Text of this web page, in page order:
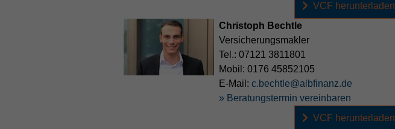
VCF herunterladen
Christoph Bechtle
Versicherungsmakler
Tel.: 07121 3811801
Mobil: 0176 45852105
E-Mail: c.bechtle@albfinanz.de
» Beratungstermin vereinbaren
VCF herunterladen